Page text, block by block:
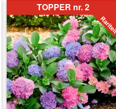
TOPPER nr. 2